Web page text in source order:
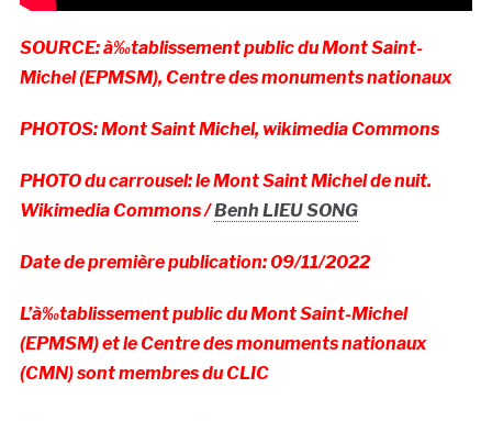
SOURCE: à‰tablissement public du Mont Saint-
Michel (EPMSM), Centre des monuments nationaux
PHOTOS: Mont Saint Michel, wikimedia Commons
PHOTO du carrousel: le Mont Saint Michel de nuit.
Wikimedia Commons /Benh LIEU SONG
Date de première publication: 09/11/2022
L’à‰tablissement public du Mont Saint-Michel
(EPMSM) et le Centre des monuments nationaux
(CMN) sont membres du CLIC